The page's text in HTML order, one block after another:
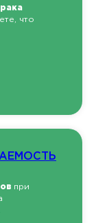
что
при